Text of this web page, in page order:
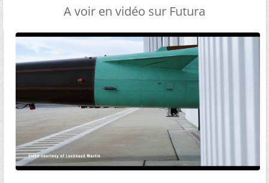
A voir en vidéo sur Futura